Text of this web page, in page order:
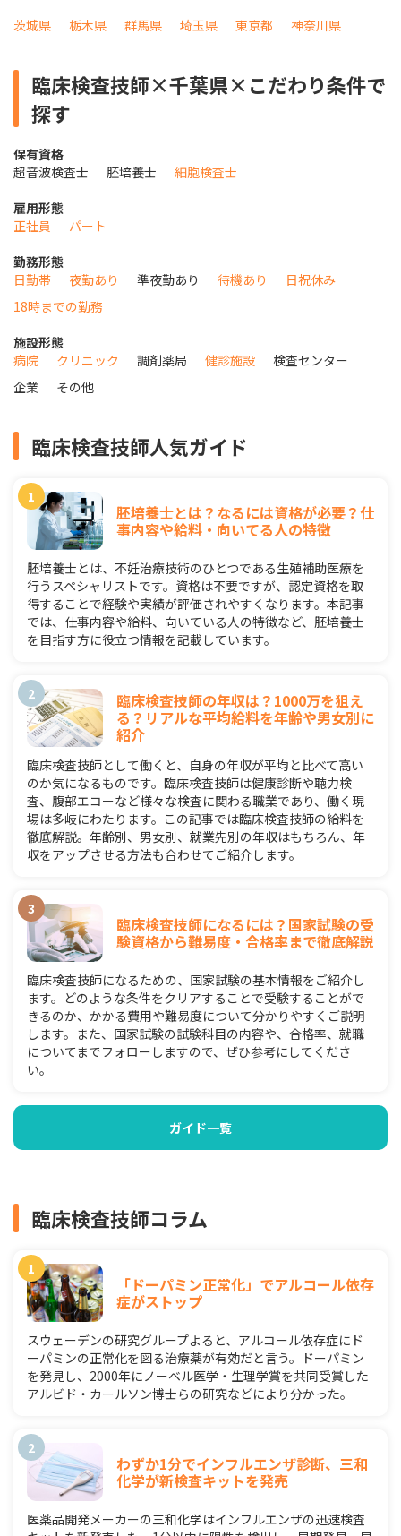
茨城県 栃木県 群馬県 埼玉県 東京都 神奈川県
臨床検査技師×千葉県×こだわり条件で
探す
保有資格
超音波検査士
胚培養士
細胞検査士
雇用形態
正社員
パート
勤務形態
日勤帯
夜勤あり 準夜勤あり 待機あり
日祝休み
18時までの勤務
施設形態
病院
クリニック 調剤薬局 健診施設
検査センター
企業
その他
臨床検査技師人気ガイド
胚培養士とは？なるには資格が必要？仕
事内容や給料・向いてる人の特徴
胚培養士とは、不妊治療技術のひとつである生殖補助医療を
行うスペシャリストです。資格は不要ですが、認定資格を取
得することで経験や実績が評価されやすくなります。本記事
では、仕事内容や給料、向いている人の特徴など、胚培養士
を目指す方に役立つ情報を記載しています。
臨床検査技師の年収は？1000万を狙え
る？リアルな平均給料を年齢や男女別に
紹介
臨床検査技師として働くと、自身の年収が平均と比べて高い
のか気になるものです。臨床検査技師は健康診断や聴力検
査、腹部エコーなど様々な検査に関わる職業であり、働く現
場は多岐にわたります。この記事では臨床検査技師の給料を
徹底解説。年齢別、男女別、就業先別の年収はもちろん、年
収をアップさせる方法も合わせてご紹介します。
臨床検査技師になるには？国家試験の受
験資格から難易度・合格率まで徹底解説
臨床検査技師になるための、国家試験の基本情報をご紹介し
ます。どのような条件をクリアすることで受験することがで
きるのか、かかる費用や難易度について分かりやすくご説明
します。また、国家試験の試験科目の内容や、合格率、就職
についてまでフォローしますので、ぜひ参考にしてくださ
い。
ガイド一覧
臨床検査技師コラム
「ドーパミン正常化」でアルコール依存
症がストップ
スウェーデンの研究グループよると、アルコール依存症にド
ーパミンの正常化を図る治療薬が有効だと言う。ドーパミン
を発見し、2000年にノーベル医学・生理学賞を共同受賞した
アルビド・カールソン博士らの研究などにより分かった。
わずか1分でインフルエンザ診断、三和
化学が新検査キットを発売
医薬品開発メーカーの三和化学はインフルエンザの迅速検査